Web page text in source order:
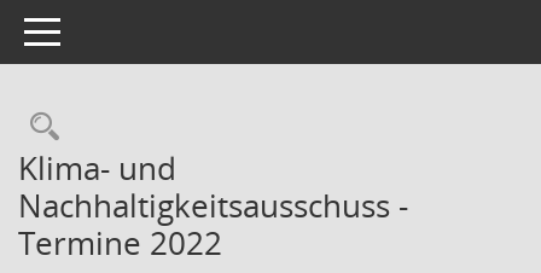
Toggle navigation
Rechercheauswahl
Klima- und
Nachhaltigkeitsausschuss -
Termine 2022